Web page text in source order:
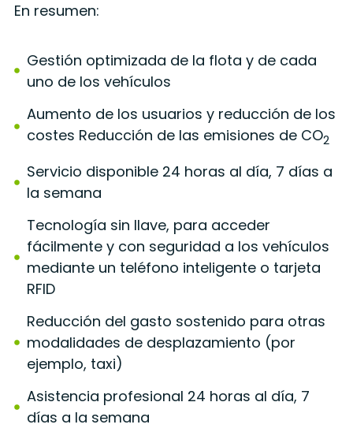
En resumen:
Gestión optimizada de la flota y de cada
uno de los vehículos
Aumento de los usuarios y reducción de los
costes Reducción de las emisiones de CO2
Servicio disponible 24 horas al día, 7 días a
la semana
Tecnología sin llave, para acceder
fácilmente y con seguridad a los vehículos
mediante un teléfono inteligente o tarjeta
RFID
Reducción del gasto sostenido para otras
modalidades de desplazamiento (por
ejemplo, taxi)
Asistencia profesional 24 horas al día, 7
días a la semana